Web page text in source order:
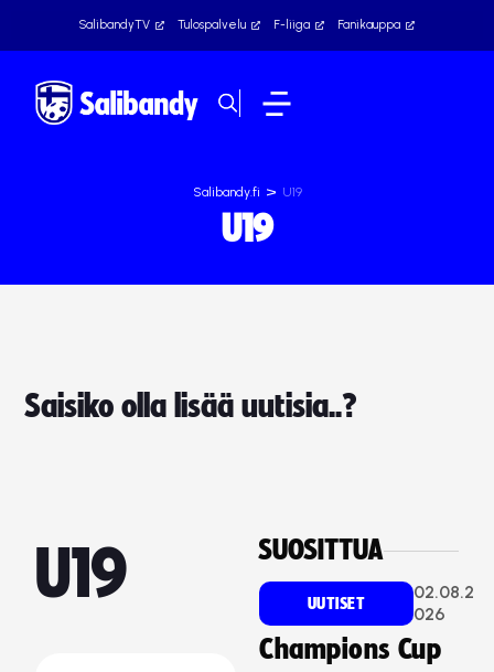
SalibandyTV Tulospalvelu F-liiga Fanikauppa
Salibandy.fi > U19
U19
Saisiko olla lisää uutisia..?
U19 SUOSITTUA
UUTISET
02.08.2
026
Champions Cup